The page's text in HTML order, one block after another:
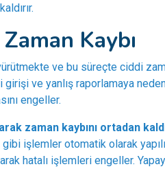
Kaybı
ve bu süreçte ciddi
girişi ve yanlış raporlamaya
engeller.
zaman kaybını ortadan
işlemler otomatik olarak
hatalı işlemleri engeller.